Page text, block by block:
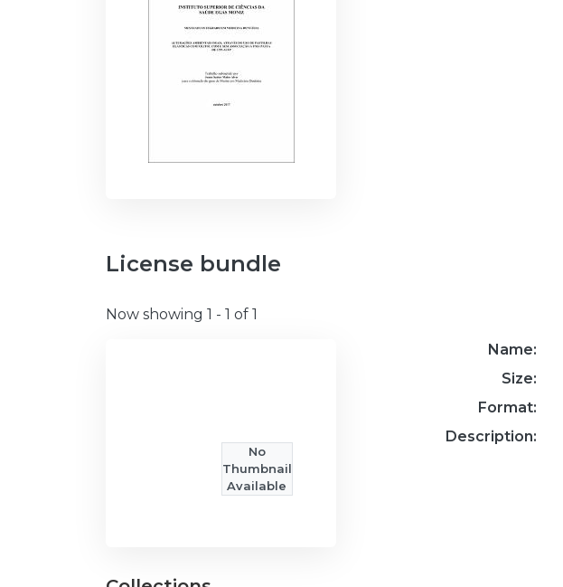
License bundle
Now showing 1 - 1 of 1
No
Thumbnail
Available
Name:
Size:
Format:
Description: